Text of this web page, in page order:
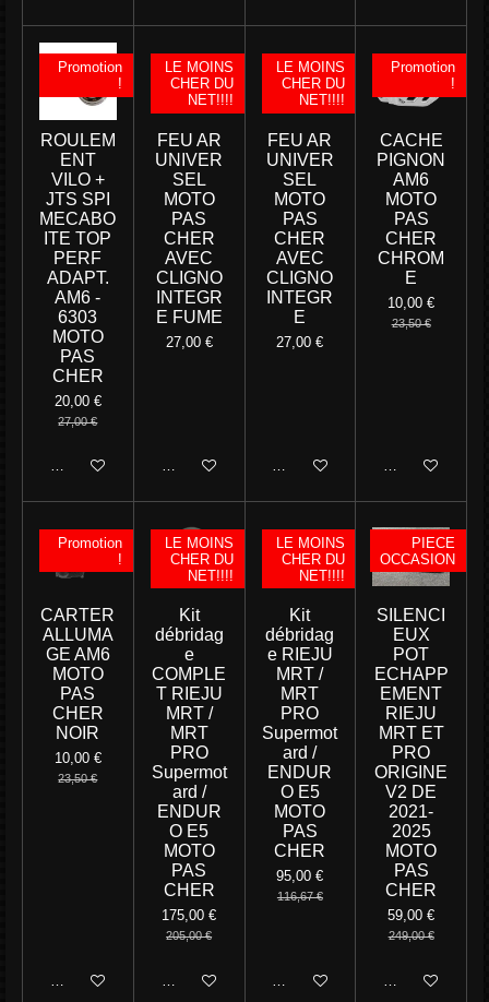
Promotion
!
ROULEM
ENT
VILO +
JTS SPI
MECABO
ITE TOP
PERF
ADAPT.
AM6 -
6303
MOTO
PAS
CHER
20,00 €
27,00 €
Ajouter au panier
LE MOINS
CHER DU
NET!!!!
FEU AR
UNIVER
SEL
MOTO
PAS
CHER
AVEC
CLIGNO
INTEGR
E FUME
27,00 €
Ajouter au panier
LE MOINS
CHER DU
NET!!!!
FEU AR
UNIVER
SEL
MOTO
PAS
CHER
AVEC
CLIGNO
INTEGR
E
27,00 €
Ajouter au panier
Promotion
!
CACHE
PIGNON
AM6
MOTO
PAS
CHER
CHROM
E
10,00 €
23,50 €
Ajouter au
Promotion
!
CARTER
ALLUMA
GE AM6
MOTO
PAS
CHER
NOIR
10,00 €
23,50 €
Ajouter au panier
LE MOINS
CHER DU
NET!!!!
Kit
débridag
e
COMPLE
T RIEJU
MRT /
MRT
PRO
Supermot
ard /
ENDUR
O E5
MOTO
PAS
CHER
175,00 €
205,00 €
Ajouter au panier
LE MOINS
CHER DU
NET!!!!
Kit
débridag
e RIEJU
MRT /
MRT
PRO
Supermot
ard /
ENDUR
O E5
MOTO
PAS
CHER
95,00 €
116,67 €
Ajouter au panier
PIECE
OCCASION
SILENCI
EUX
POT
ECHAPP
EMENT
RIEJU
MRT ET
PRO
ORIGINE
V2 DE
2021-
2025
MOTO
PAS
CHER
59,00 €
249,00 €
M'avertir si